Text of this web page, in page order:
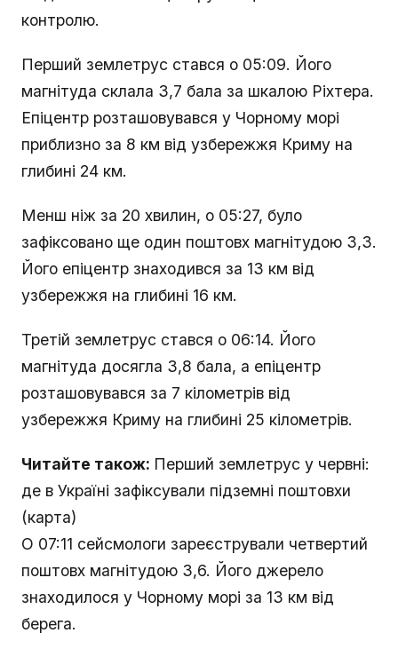
контролю.
Перший землетрус стався о 05:09. Його
магнітуда склала 3,7 бала за шкалою Ріхтера.
Епіцентр розташовувався у Чорному морі
приблизно за 8 км від узбережжя Криму на
глибині 24 км.
Менш ніж за 20 хвилин, о 05:27, було
зафіксовано ще один поштовх магнітудою 3,3.
Його епіцентр знаходився за 13 км від
узбережжя на глибині 16 км.
Третій землетрус стався о 06:14. Його
магнітуда досягла 3,8 бала, а епіцентр
розташовувався за 7 кілометрів від
узбережжя Криму на глибині 25 кілометрів.
Читайте також: Перший землетрус у червні:
де в Україні зафіксували підземні поштовхи
(карта)
О 07:11 сейсмологи зареєстрували четвертий
поштовх магнітудою 3,6. Його джерело
знаходилося у Чорному морі за 13 км від
берега.